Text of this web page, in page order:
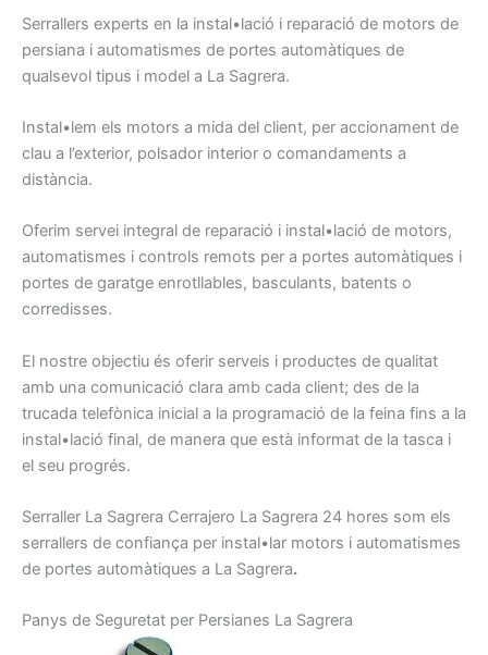
Serrallers experts en la instal•lació i reparació de motors de
persiana i automatismes de portes automàtiques de
qualsevol tipus i model a La Sagrera.
Instal•lem els motors a mida del client, per accionament de
clau a l’exterior, polsador interior o comandaments a
distància.
Oferim servei integral de reparació i instal•lació de motors,
automatismes i controls remots per a portes automàtiques i
portes de garatge enrotllables, basculants, batents o
corredisses.
El nostre objectiu és oferir serveis i productes de qualitat
amb una comunicació clara amb cada client; des de la
trucada telefònica inicial a la programació de la feina fins a la
instal•lació final, de manera que està informat de la tasca i
el seu progrés.
Serraller La Sagrera Cerrajero La Sagrera 24 hores som els
serrallers de confiança per instal•lar motors i automatismes
de portes automàtiques a La Sagrera.
Panys de Seguretat per Persianes La Sagrera